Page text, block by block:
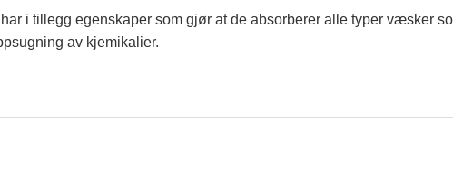
i tillegg egenskaper som gjør at de absorberer alle typer væsker
av kjemikalier.